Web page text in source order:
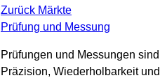
Zurück Märkte
Prüfung und Messung
Prüfungen und Messungen
Präzision, Wiederholbarkeit und